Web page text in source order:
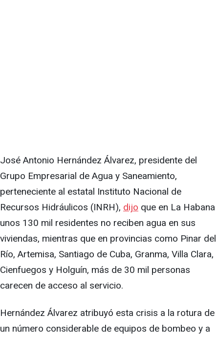
José Antonio Hernández Álvarez, presidente del
Grupo Empresarial de Agua y Saneamiento,
perteneciente al estatal Instituto Nacional de
Recursos Hidráulicos (INRH), dijo que en La Habana
unos 130 mil residentes no reciben agua en sus
viviendas, mientras que en provincias como Pinar del
Río, Artemisa, Santiago de Cuba, Granma, Villa Clara,
Cienfuegos y Holguín, más de 30 mil personas
carecen de acceso al servicio.
Hernández Álvarez atribuyó esta crisis a la rotura de
un número considerable de equipos de bombeo y a